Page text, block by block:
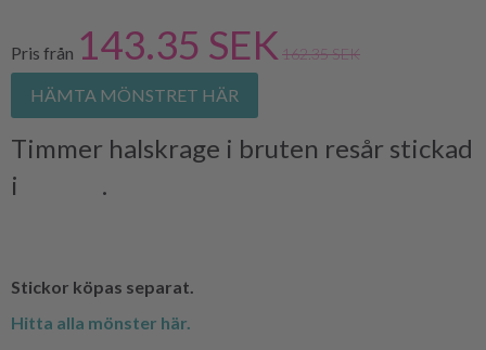
Pris från 143.35 SEK 162.35 SEK
HÄMTA MÖNSTRET HÄR
Timmer halskrage i bruten resår stickad
i
.
Stickor köpas separat.
Hitta alla mönster här.